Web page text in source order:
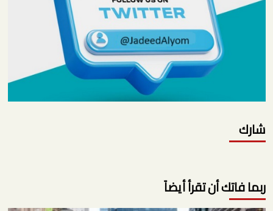
شارك
ربما فاتك أن تقرأ أيضاً